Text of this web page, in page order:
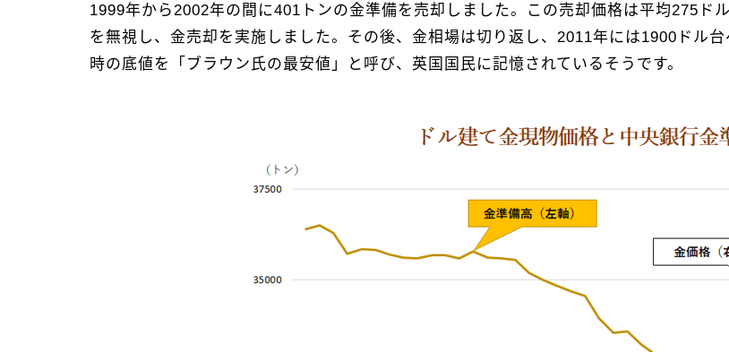
1999年から2002年の間に401トンの金準備を売却しました。この売却価格は平均275ド
を無視し、金売却を実施しました。その後、金相場は切り返し、2011年には1900ドル
時の底値を「ブラウン氏の最安値」と呼び、英国国民に記憶されているそうです。